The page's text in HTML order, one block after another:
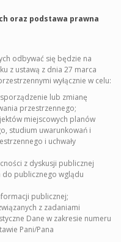
oraz podstawa prawna
odbywać się będzie na
z ustawą z dnia 27 marca
wyłącznie w celu:
lub zmianę
przestrzennego;
miejscowych planów
studium uwarunkowań i
i uchwały
z dyskusji publicznej
do publicznego wglądu
publicznej;
z zadaniami
Dane w zakresie numeru
Pani/Pana